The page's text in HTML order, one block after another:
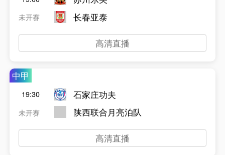
未开赛
长春亚泰
高清直播
中甲
19:30
未开赛
石家庄功夫
陕西联合月亮泊队
高清直播